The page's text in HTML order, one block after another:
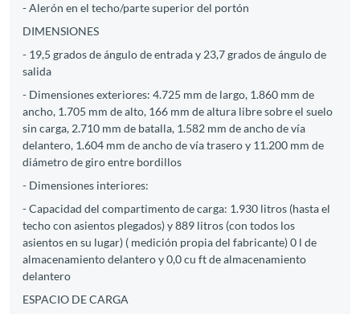
- Alerón en el techo/parte superior del portón
DIMENSIONES
- 19,5 grados de ángulo de entrada y 23,7 grados de ángulo de
salida
- Dimensiones exteriores: 4.725 mm de largo, 1.860 mm de
ancho, 1.705 mm de alto, 166 mm de altura libre sobre el suelo
sin carga, 2.710 mm de batalla, 1.582 mm de ancho de vía
delantero, 1.604 mm de ancho de vía trasero y 11.200 mm de
diámetro de giro entre bordillos
- Dimensiones interiores:
- Capacidad del compartimento de carga: 1.930 litros (hasta el
techo con asientos plegados) y 889 litros (con todos los
asientos en su lugar) ( medición propia del fabricante) 0 l de
almacenamiento delantero y 0,0 cu ft de almacenamiento
delantero
ESPACIO DE CARGA